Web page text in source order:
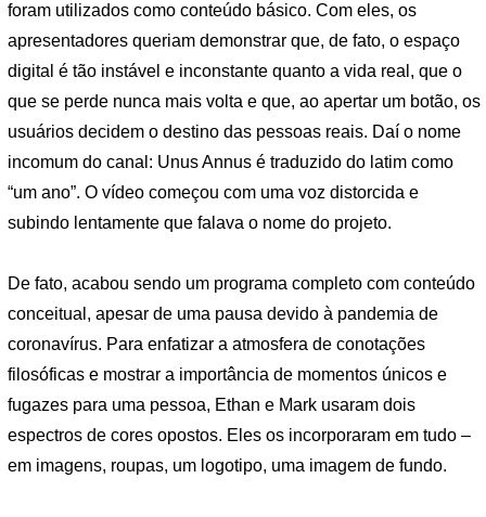
foram utilizados como conteúdo básico. Com eles, os
apresentadores queriam demonstrar que, de fato, o espaço
digital é tão instável e inconstante quanto a vida real, que o
que se perde nunca mais volta e que, ao apertar um botão, os
usuários decidem o destino das pessoas reais. Daí o nome
incomum do canal: Unus Annus é traduzido do latim como
“um ano”. O vídeo começou com uma voz distorcida e
subindo lentamente que falava o nome do projeto.
De fato, acabou sendo um programa completo com conteúdo
conceitual, apesar de uma pausa devido à pandemia de
coronavírus. Para enfatizar a atmosfera de conotações
filosóficas e mostrar a importância de momentos únicos e
fugazes para uma pessoa, Ethan e Mark usaram dois
espectros de cores opostos. Eles os incorporaram em tudo –
em imagens, roupas, um logotipo, uma imagem de fundo.